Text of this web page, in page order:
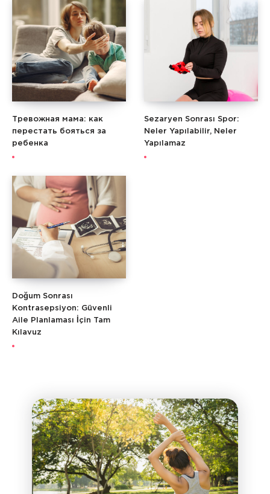
Тревожная мама: как
перестать бояться за
ребенка
Sezaryen Sonrası Spor:
Neler Yapılabilir, Neler
Yapılamaz
Doğum Sonrası
Kontrasepsiyon: Güvenli
Aile Planlaması İçin Tam
Kılavuz